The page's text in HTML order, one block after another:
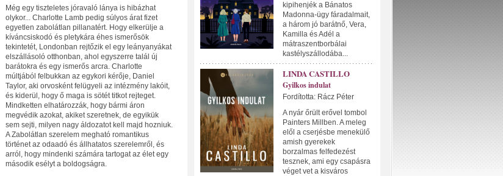
Még egy tiszteletes jóravaló lánya is hibázhat
olykor... Charlotte Lamb pedig súlyos árat fizet
egyetlen zabolátlan pillanatért. Hogy elkerülje a
kíváncsiskodó és pletykára éhes ismerősök
tekintetét, Londonban rejtőzik el egy leányanyákat
elszállásoló otthonban, ahol egyszerre talál új
barátokra és egy ismerős arcra. Charlotte
múltjából felbukkan az egykori kérője, Daniel
Taylor, aki orvosként felügyeli az intézmény lakóit,
és kiderül, hogy ő maga is sötét titkot rejteget.
Mindketten elhatározzák, hogy bármi áron
megvédik azokat, akiket szeretnek, de egyikük
sem sejti, milyen nagy áldozatot kell majd hozniuk.
A Zabolátlan szerelem megható romantikus
történet az odaadó és állhatatos szerelemről, és
arról, hogy mindenki számára tartogat az élet egy
második esélyt a boldogságra.
kipihenjék a Bánatos
Madonna-ügy fáradalmait,
a három jó barátnő, Vera,
Kamilla és Adél a
mátraszentborbálai
kastélyszállodába...
LINDA CASTILLO
Gyilkos indulat
Fordította: Rácz Péter
A nyár őrült erővel tombol
Painters Millben. A meleg
elől a cserjésbe menekülő
amish gyerekek
borzalmas felfedezést
tesznek, ami egy csapásra
véget vet a kisváros